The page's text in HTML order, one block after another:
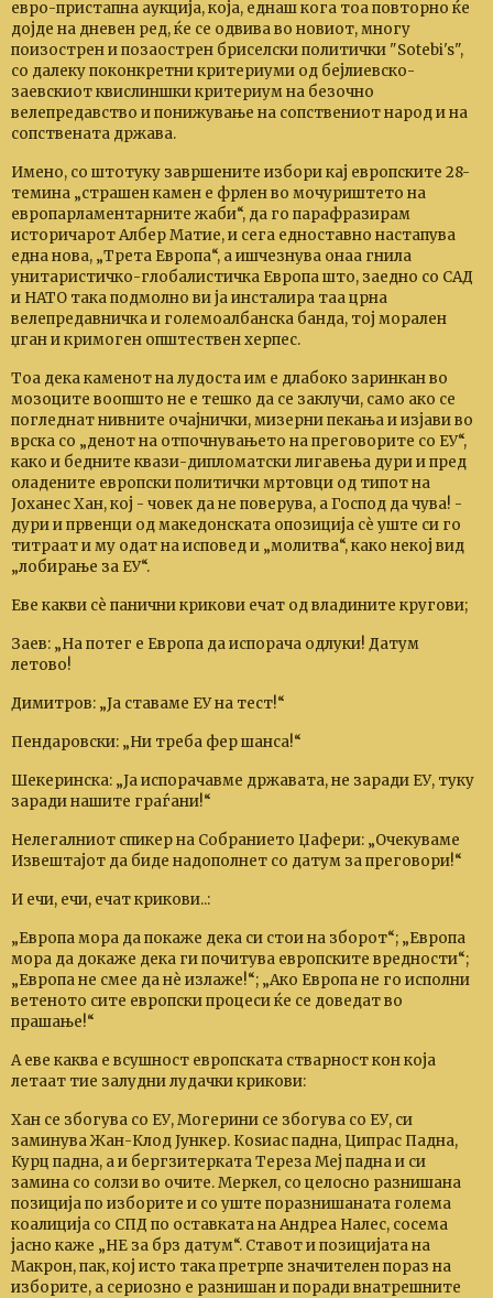
евро-пристапна аукција, која, еднаш кога тоа повторно ќе
дојде на дневен ред, ќе се одвива во новиот, многу
поизострен и позаострен бриселски политички "Sotebi's",
со далеку поконкретни критериуми од бејлиевско-
заевскиот квислиншки критериум на безочно
велепредавство и понижување на сопствениот народ и на
сопствената држава.
Имено, со штотуку завршените избори кај европските 28-
темина „страшен камен е фрлен во мочуриштето на
европарламентарните жаби“, да го парафразирам
историчарот Албер Матие, и сега едноставно настапува
една нова, „Трета Европа“, а ишчезнува онаа гнила
унитаристичко-глобалистичка Европа што, заедно со САД
и НАТО така подмолно ви ја инсталира таа црна
велепредавничка и големоалбанска банда, тој морален
џган и кримоген општествен херпес.
Тоа дека каменот на лудоста им е длабоко заринкан во
мозоците воопшто не е тешко да се заклучи, само ако се
погледнат нивните очајнички, мизерни пекања и изјави во
врска со „денот на отпочнувањето на преговорите со ЕУ“,
како и бедните квази-дипломатски лигавења дури и пред
оладените европски политички мртовци од типот на
Јоханес Хан, кој - човек да не поверува, а Господ да чува! -
дури и првенци од македонската опозиција сѐ уште си го
титраат и му одат на исповед и „молитва“, како некој вид
„лобирање за ЕУ“.
Еве какви сѐ панични крикови ечат од владините кругови;
Заев: „На потег е Европа да испорача одлуки! Датум
летово!
Димитров: „Ја ставаме ЕУ на тест!“
Пендаровски: „Ни треба фер шанса!“
Шекеринска: „Ја испорачавме државата, не заради ЕУ, туку
заради нашите граѓани!“
Нелегалниот спикер на Собранието Џафери: „Очекуваме
Извештајот да биде надополнет со датум за преговори!“
И ечи, ечи, ечат крикови..:
„Европа мора да покаже дека си стои на зборот“; „Европа
мора да докаже дека ги почитува европските вредности“;
„Европа не смее да нѐ излаже!“; „Ако Европа не го исполни
ветеното сите европски процеси ќе се доведат во
прашање!“
А еве каква е всушност европската стварност кон која
летаат тие залудни лудачки крикови:
Хан се збогува со ЕУ, Могерини се збогува со ЕУ, си
заминува Жан-Клод Јункер. Коѕиас падна, Ципрас Падна,
Курц падна, а и бергзитерката Тереза Меј падна и си
замина со солзи во очите. Меркел, со целосно разнишана
позиција по изборите и со уште поразнишаната голема
коалиција со СПД по оставката на Андреа Налес, сосема
јасно каже „НЕ за брз датум“. Ставот и позицијата на
Макрон, пак, кој исто така претрпе значителен пораз на
изборите, а сериозно е разнишан и поради внатрешните